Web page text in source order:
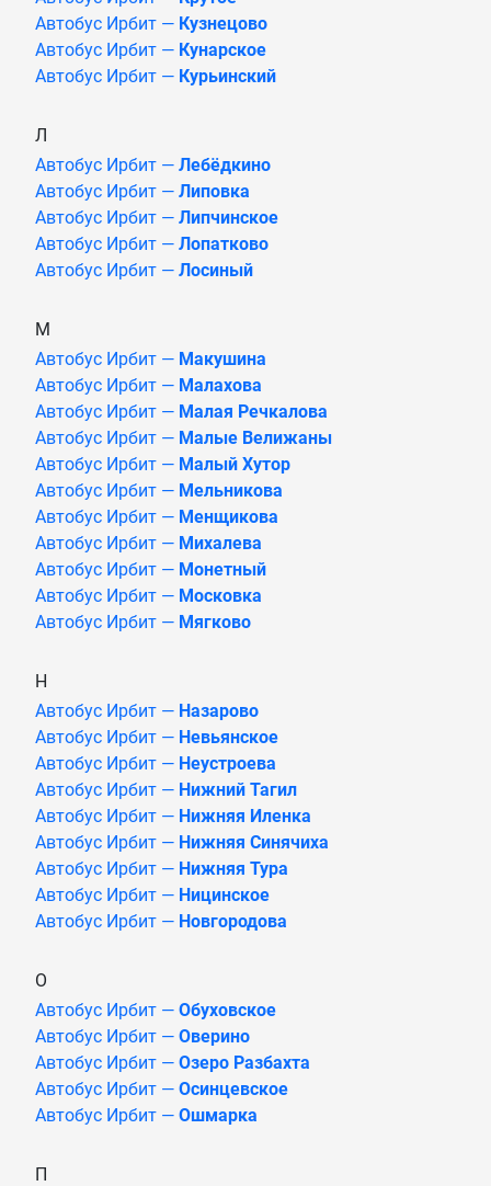
Автобус Ирбит — Кузнецово
Автобус Ирбит — Кунарское
Автобус Ирбит — Курьинский
Л
Автобус Ирбит — Лебёдкино
Автобус Ирбит — Липовка
Автобус Ирбит — Липчинское
Автобус Ирбит — Лопатково
Автобус Ирбит — Лосиный
М
Автобус Ирбит — Макушина
Автобус Ирбит — Малахова
Автобус Ирбит — Малая Речкалова
Автобус Ирбит — Малые Велижаны
Автобус Ирбит — Малый Хутор
Автобус Ирбит — Мельникова
Автобус Ирбит — Менщикова
Автобус Ирбит — Михалева
Автобус Ирбит — Монетный
Автобус Ирбит — Московка
Автобус Ирбит — Мягково
Н
Автобус Ирбит — Назарово
Автобус Ирбит — Невьянское
Автобус Ирбит — Неустроева
Автобус Ирбит — Нижний Тагил
Автобус Ирбит — Нижняя Иленка
Автобус Ирбит — Нижняя Синячиха
Автобус Ирбит — Нижняя Тура
Автобус Ирбит — Ницинское
Автобус Ирбит — Новгородова
О
Автобус Ирбит — Обуховское
Автобус Ирбит — Оверино
Автобус Ирбит — Озеро Разбахта
Автобус Ирбит — Осинцевское
Автобус Ирбит — Ошмарка
П